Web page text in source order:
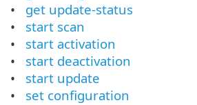
get update-status
start scan
start activation
start deactivation
start update
set configuration